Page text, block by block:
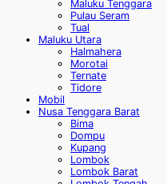
Maluku Tenggara
Pulau Seram
Tual
Maluku Utara
Halmahera
Morotai
Ternate
Tidore
Mobil
Nusa Tenggara Barat
Bima
Dompu
Kupang
Lombok
Lombok Barat